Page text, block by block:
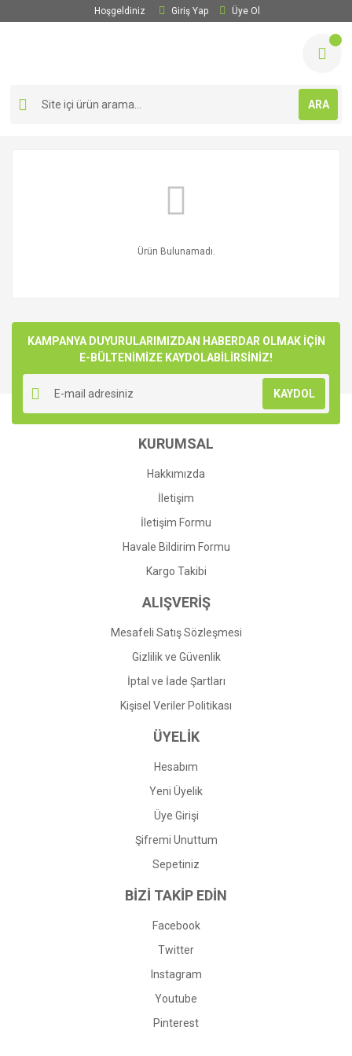
Hoşgeldiniz Giriş Yap Üye Ol
ARA
Ürün Bulunamadı.
KAMPANYA DUYURULARIMIZDAN HABERDAR OLMAK İÇİN
E-BÜLTENİMİZE KAYDOLABİLİRSİNİZ!
KAYDOL
KURUMSAL
Hakkımızda
İletişim
İletişim Formu
Havale Bildirim Formu
Kargo Takibi
ALIŞVERİŞ
Mesafeli Satış Sözleşmesi
Gizlilik ve Güvenlik
İptal ve İade Şartları
Kişisel Veriler Politikası
ÜYELİK
Hesabım
Yeni Üyelik
Üye Girişi
Şifremi Unuttum
Sepetiniz
BİZİ TAKİP EDİN
Facebook
Twitter
Instagram
Youtube
Pinterest